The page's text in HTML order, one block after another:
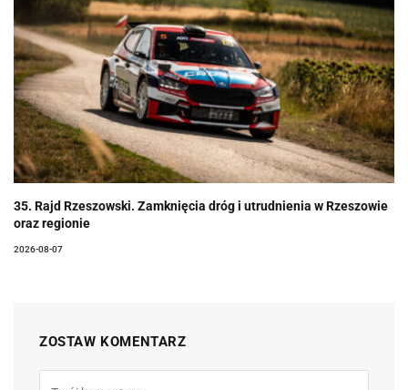
35. Rajd Rzeszowski. Zamknięcia dróg i utrudnienia w Rzeszowie
oraz regionie
2026-08-07
ZOSTAW KOMENTARZ